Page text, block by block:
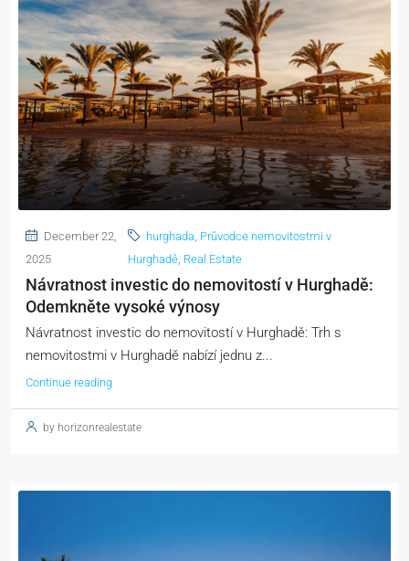
December 22,
2025
hurghada Průvodce nemovitostmi v
Hurghadě Real Estate
Návratnost investic do nemovitostí v Hurghadě:
Odemkněte vysoké výnosy
Návratnost investic do nemovitostí v Hurghadě: Trh s
nemovitostmi v Hurghadě nabízí jednu z...
Continue reading
by horizonrealestate